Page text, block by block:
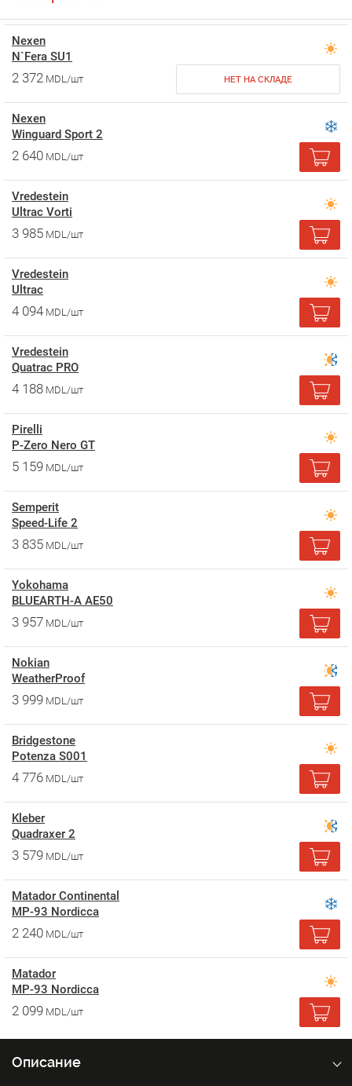
Nexen
N`Fera SU1
2 372 MDL/шт НЕТ НА СКЛАДЕ
Nexen
Winguard Sport 2
2 640 MDL/шт
Vredestein
Ultrac Vorti
3 985 MDL/шт
Vredestein
Ultrac
4 094 MDL/шт
Vredestein
Quatrac PRO
4 188 MDL/шт
Pirelli
P-Zero Nero GT
5 159 MDL/шт
Semperit
Speed-Life 2
3 835 MDL/шт
Yokohama
BLUEARTH-A AE50
3 957 MDL/шт
Nokian
WeatherProof
3 999 MDL/шт
Bridgestone
Potenza S001
4 776 MDL/шт
Kleber
Quadraxer 2
3 579 MDL/шт
Matador Continental
MP-93 Nordicca
2 240 MDL/шт
Matador
MP-93 Nordicca
2 099 MDL/шт
Описание